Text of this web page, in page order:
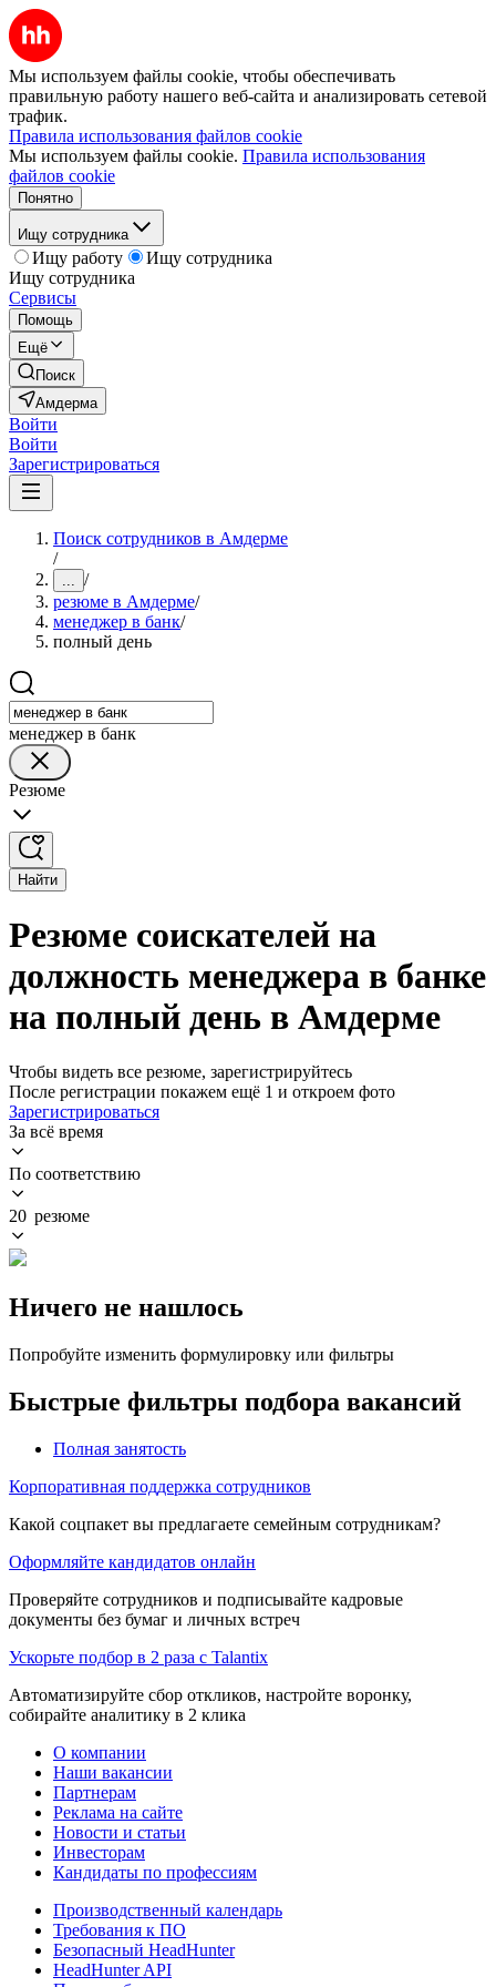
Мы используем файлы cookie, чтобы обеспечивать
правильную работу нашего веб-сайта и анализировать сетевой
трафик.
Правила использования файлов cookie
Мы используем файлы cookie. Правила использования
файлов cookie
Понятно
Ищу сотрудника
Ищу работу
Ищу сотрудника
Ищу сотрудника
Сервисы
Помощь
Ещё
Поиск
Амдерма
Войти
Войти
Зарегистрироваться
Поиск сотрудников в Амдерме
/
... /
резюме в Амдерме/
менеджер в банк/
полный день
менеджер в банк
Резюме
Найти
Резюме соискателей на
должность менеджера в банке
на полный день в Амдерме
Чтобы видеть все резюме, зарегистрируйтесь
После регистрации покажем ещё 1 и откроем фото
Зарегистрироваться
За всё время
По соответствию
20 резюме
Ничего не нашлось
Попробуйте изменить формулировку или фильтры
Быстрые фильтры подбора вакансий
Полная занятость
Корпоративная поддержка сотрудников
Какой соцпакет вы предлагаете семейным сотрудникам?
Оформляйте кандидатов онлайн
Проверяйте сотрудников и подписывайте кадровые
документы без бумаг и личных встреч
Ускорьте подбор в 2 раза с Talantix
Автоматизируйте сбор откликов, настройте воронку,
собирайте аналитику в 2 клика
О компании
Наши вакансии
Партнерам
Реклама на сайте
Новости и статьи
Инвесторам
Кандидаты по профессиям
Производственный календарь
Требования к ПО
Безопасный HeadHunter
HeadHunter API